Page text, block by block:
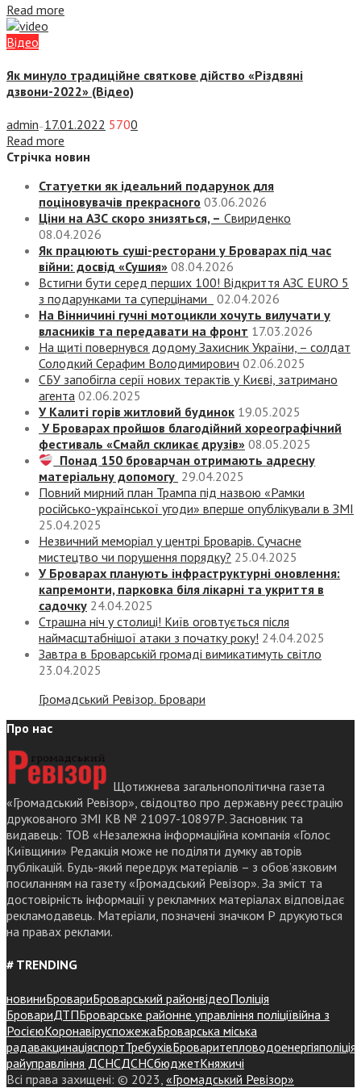
Read more
Відео
Як минуло традиційне святкове дійство «Різдвяні
дзвони-2022» (Відео)
admin — 17.01.2022 5700
Read more
Стрічка новин
Статуетки як ідеальний подарунок для
поціновувачів прекрасного 03.06.2026
Ціни на АЗС скоро знизяться, – Свириденко
08.04.2026
Як працюють суші-ресторани у Броварах під час
війни: досвід «Сушия» 08.04.2026
Встигни бути серед перших 100! Відкриття АЗС EURO 5
з подарунками та суперцінами
02.04.2026
На Вінничині гучні мотоцикли хочуть вилучати у
власників та передавати на фронт 17.03.2026
На щиті повернувся додому Захисник України, – солдат
Солодкий Серафим Володимирович 02.06.2025
СБУ запобігла серії нових терактів у Києві, затримано
агента 02.06.2025
У Калиті горів житловий будинок 19.05.2025
У Броварах пройшов благодійний хореографічний
фестиваль «Смайл скликає друзів» 08.05.2025
Понад 150 броварчан отримають адресну
матеріальну допомогу 29.04.2025
Повний мирний план Трампа під назвою «‎Рамки
російсько-української угоди» вперше опублікували в ЗМІ
25.04.2025
Незвичний меморіал у центрі Броварів. Сучасне
мистецтво чи порушення порядку? 25.04.2025
У Броварах планують інфраструктурні оновлення:
капремонти, парковка біля лікарні та укриття в
садочку 24.04.2025
Страшна ніч у столиці! Київ оговтується після
наймасштабнішої атаки з початку року! 24.04.2025
Завтра в Броварській громаді вимикатимуть світло
23.04.2025
Громадський Ревізор. Бровари
Про нас
Щотижнева загальнополітична газета
«Громадський Ревізор», свідоцтво про державну реєстрацію
друкованого ЗМІ КВ № 21097-10897Р. Засновник та
видавець: ТОВ «Незалежна інформаційна компанія «Голос
Київщини» Редакція може не поділяти думку авторів
публікацій. Будь-який передрук матеріалів – з обов’язковим
посиланням на газету «Громадський Ревізор». За зміст та
достовірність інформації у рекламних матеріалах відповідає
рекламодавець. Матеріали, позначені значком Р друкуються
на правах реклами.
# TRENDING
новиниБровариБроварський районвідеоПоліція
БровариДТПБроварське районне управління поліціївійна з
РосієюКоронавіруспожежаБроварська міська
радавакцинаціяспортТребухівБроваритепловодоенергіяполіція
райуправління ДСНСДСНСбюджетКняжичі
Всі права захищені: © 2023, «Громадський Ревізор»